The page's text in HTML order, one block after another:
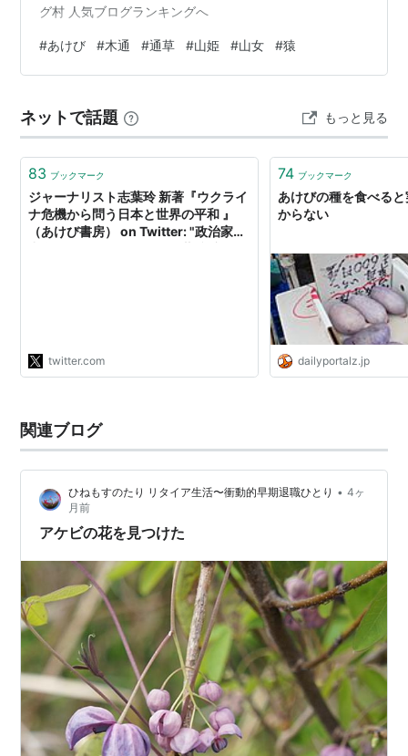
グ村 人気ブログランキングへ
#あけび #木通 #通草 #山姫 #山女 #猿
ネットで話題 もっと見る
83 ブックマーク
ジャーナリスト志葉玲 新著『ウクライ
ナ危機から問う日本と世界の平和 』
（あけび書房） on Twitter: "政治家の
twitter.com
74 ブックマーク
あけびの種を食べる
からない
dailyportalz.jp
関連ブログ
ひねもすのたり リタイア生活〜衝動的早期退職ひとり • 4ヶ
月前
アケビの花を見つけた